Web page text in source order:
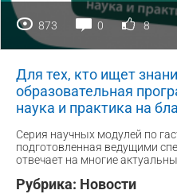
873 0 8
Для тех, кто ищет
образовательная
наука и практика на
Серия научных модулей по
подготовленная ведущими
отвечает на многие
Рубрика: Новости